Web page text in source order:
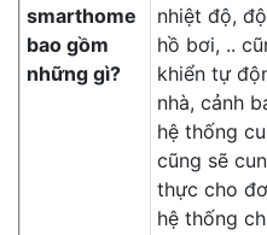
smarthome
bao gồm
những gì?
nhiệt độ,
hồ bơi, ..
khiển tự
nhà, cảnh
hệ thống
cũng sẽ
thực cho
hệ thống